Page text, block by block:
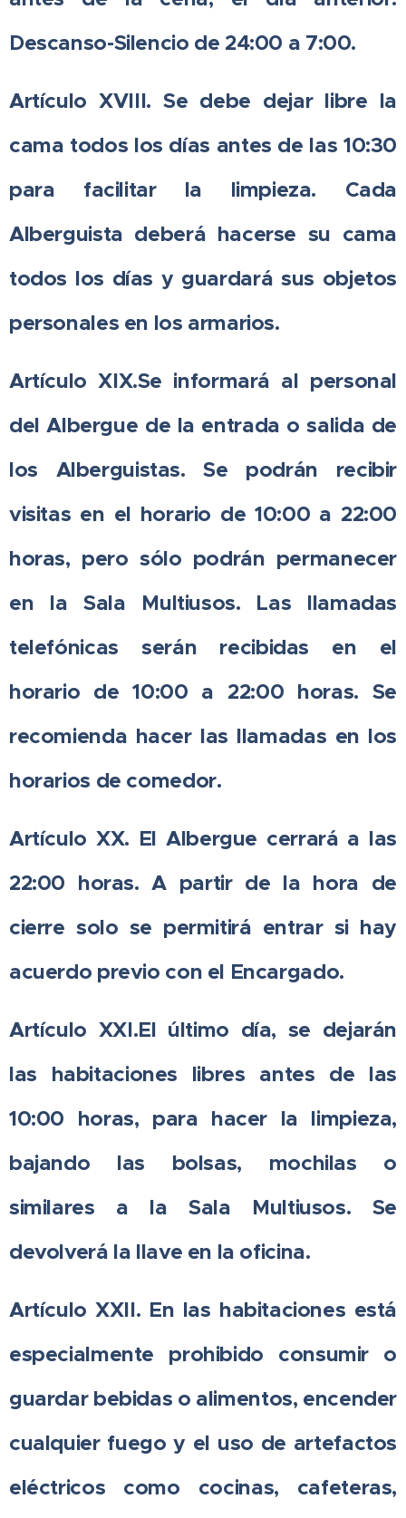
Descanso-Silencio de 24:00 a 7:00.
Artículo XVIII. Se debe dejar libre la
cama todos los días antes de las 10:30
para facilitar la limpieza. Cada
Alberguista deberá hacerse su cama
todos los días y guardará sus objetos
personales en los armarios.
Artículo XIX.Se informará al personal
del Albergue de la entrada o salida de
los Alberguistas. Se podrán recibir
visitas en el horario de 10:00 a 22:00
horas, pero sólo podrán permanecer
en la Sala Multiusos. Las llamadas
telefónicas serán recibidas en el
horario de 10:00 a 22:00 horas. Se
recomienda hacer las llamadas en los
horarios de comedor.
Artículo XX. El Albergue cerrará a las
22:00 horas. A partir de la hora de
cierre solo se permitirá entrar si hay
acuerdo previo con el Encargado.
Artículo XXI.El último día, se dejarán
las habitaciones libres antes de las
10:00 horas, para hacer la limpieza,
bajando las bolsas, mochilas o
similares a la Sala Multiusos. Se
devolverá la llave en la oficina.
Artículo XXII. En las habitaciones está
especialmente prohibido consumir o
guardar bebidas o alimentos, encender
cualquier fuego y el uso de artefactos
eléctricos como cocinas, cafeteras,